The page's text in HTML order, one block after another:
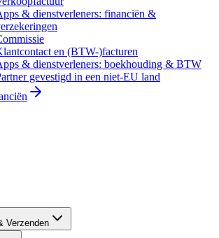
& dienstverleners: financiën &
en (BTW-)facturen
& dienstverleners: boekhouding & BTW
gevestigd in een niet-EU land
Verzenden